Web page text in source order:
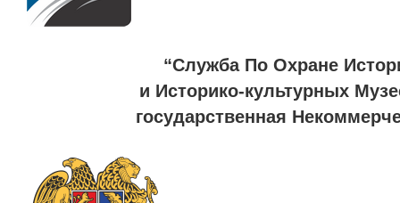
“Служба По Охране
и Историко-культурных
государственная